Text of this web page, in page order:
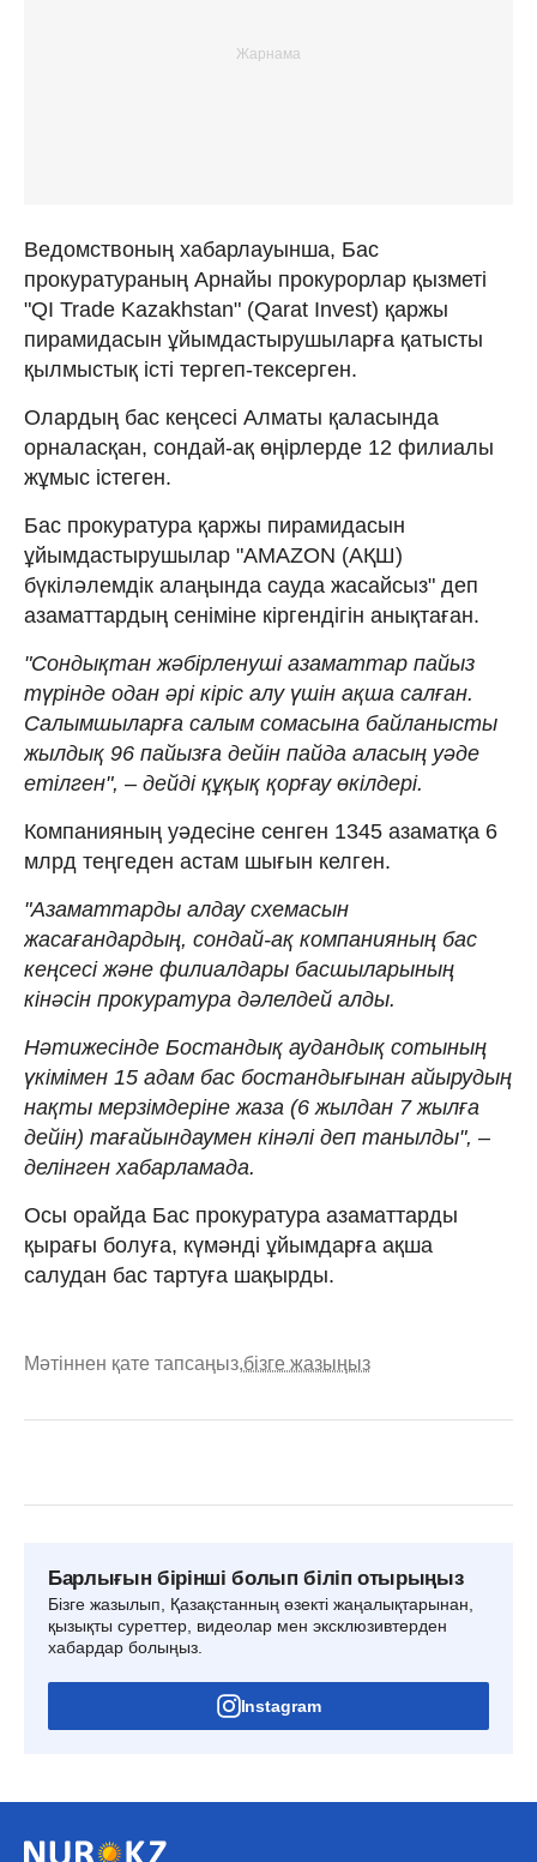
Ведомствоның хабарлауынша, Бас
прокуратураның Арнайы прокурорлар қызметі
"QI Trade Kazakhstan" (Qarat Invest) қаржы
пирамидасын ұйымдастырушыларға қатысты
қылмыстық істі тергеп-тексерген.
Олардың бас кеңсесі Алматы қаласында
орналасқан, сондай-ақ өңірлерде 12 филиалы
жұмыс істеген.
Бас прокуратура қаржы пирамидасын
ұйымдастырушылар "AMAZON (АҚШ)
бүкіләлемдік алаңында сауда жасайсыз" деп
азаматтардың сеніміне кіргендігін анықтаған.
"Сондықтан жәбірленуші азаматтар пайыз
түрінде одан әрі кіріс алу үшін ақша салған.
Салымшыларға салым сомасына байланысты
жылдық 96 пайызға дейін пайда аласың уәде
етілген", – дейді құқық қорғау өкілдері.
Компанияның уәдесіне сенген 1345 азаматқа 6
млрд теңгеден астам шығын келген.
"Азаматтарды алдау схемасын
жасағандардың, сондай-ақ компанияның бас
кеңсесі және филиалдары басшыларының
кінәсін прокуратура дәлелдей алды.
Нәтижесінде Бостандық аудандық сотының
үкімімен 15 адам бас бостандығынан айырудың
нақты мерзімдеріне жаза (6 жылдан 7 жылға
дейін) тағайындаумен кінәлі деп танылды", –
делінген хабарламада.
Осы орайда Бас прокуратура азаматтарды
қырағы болуға, күмәнді ұйымдарға ақша
салудан бас тартуға шақырды.
Мәтіннен қате тапсаңыз,бізге жазыңыз
Барлығын бірінші болып біліп отырыңыз
Бізге жазылып, Қазақстанның өзекті жаңалықтарынан,
қызықты суреттер, видеолар мен эксклюзивтерден
хабардар болыңыз.
Instagram